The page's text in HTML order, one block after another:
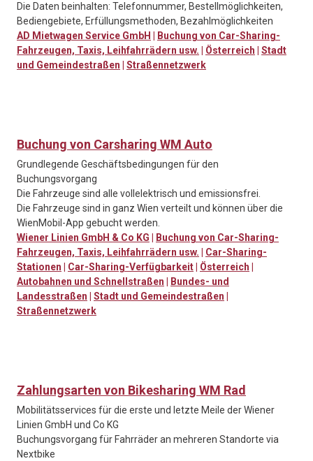
Die Daten beinhalten: Telefonnummer, Bestellmöglichkeiten,
Bediengebiete, Erfüllungsmethoden, Bezahlmöglichkeiten
AD Mietwagen Service GmbH
Buchung von Car-Sharing-
Fahrzeugen, Taxis, Leihfahrrädern usw.
Österreich
Stadt
und Gemeindestraßen
Straßennetzwerk
Buchung von Carsharing WM Auto
Grundlegende Geschäftsbedingungen für den
Buchungsvorgang
Die Fahrzeuge sind alle vollelektrisch und emissionsfrei.
Die Fahrzeuge sind in ganz Wien verteilt und können über die
WienMobil-App gebucht werden.
Wiener Linien GmbH & Co KG
Buchung von Car-Sharing-
Fahrzeugen, Taxis, Leihfahrrädern usw.
Car-Sharing-
Stationen
Car-Sharing-Verfügbarkeit Österreich
Autobahnen und Schnellstraßen
Bundes- und
Landesstraßen
Stadt und Gemeindestraßen
Straßennetzwerk
Zahlungsarten von Bikesharing WM Rad
Mobilitätsservices für die erste und letzte Meile der Wiener
Linien GmbH und Co KG
Buchungsvorgang für Fahrräder an mehreren Standorte via
Nextbike